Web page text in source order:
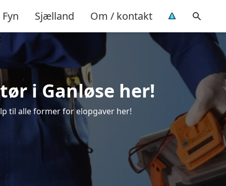
Fyn Sjælland Om / kontakt
i Ganløse her!
til alle former for elopgaver her!